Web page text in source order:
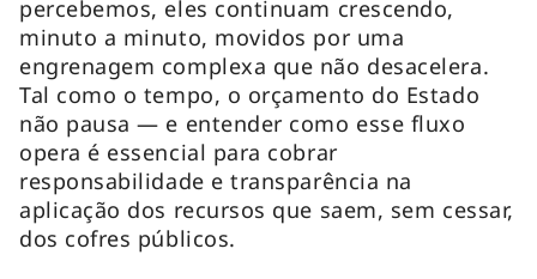
percebemos, eles continuam crescendo,
minuto a minuto, movidos por uma
engrenagem complexa que não desacelera.
Tal como o tempo, o orçamento do Estado
não pausa — e entender como esse fluxo
opera é essencial para cobrar
responsabilidade e transparência na
aplicação dos recursos que saem, sem cessar,
dos cofres públicos.